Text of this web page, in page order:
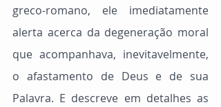
greco-romano, ele imediatamente
alerta acerca da degeneração moral
que acompanhava, inevitavelmente,
o afastamento de Deus e de sua
Palavra. E descreve em detalhes as